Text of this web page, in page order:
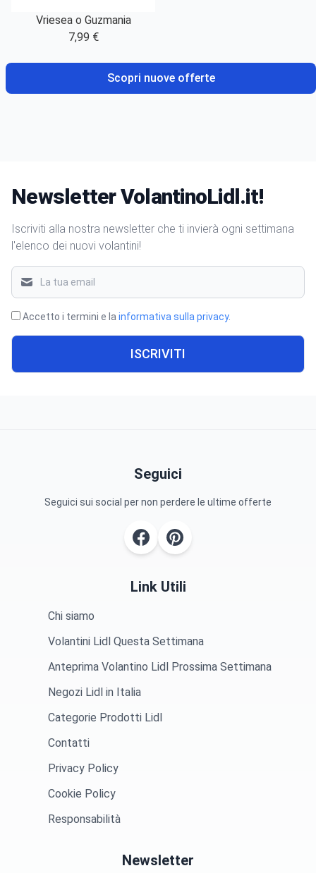
Vriesea o Guzmania
7,99 €
Scopri nuove offerte
Newsletter VolantinoLidl.it!
Iscriviti alla nostra newsletter che ti invierà ogni settimana
l'elenco dei nuovi volantini!
Accetto i termini e lainformativa sulla privacy.
ISCRIVITI
Seguici
Seguici sui social per non perdere le ultime offerte
Link Utili
Chi siamo
Volantini Lidl Questa Settimana
Anteprima Volantino Lidl Prossima Settimana
Negozi Lidl in Italia
Categorie Prodotti Lidl
Contatti
Privacy Policy
Cookie Policy
Responsabilità
Newsletter